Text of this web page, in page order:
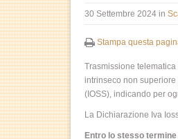
30 Settembre 2024 in
Stampa questa
Trasmissione
intrinseco non
(IOSS), indicando per
La Dichiarazione Iva
Entro lo stesso